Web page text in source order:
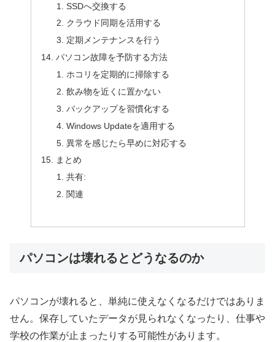
SSDへ交換する
クラウド同期を活用する
定期メンテナンスを行う
パソコン故障を予防する方法
ホコリを定期的に掃除する
飲み物を近くに置かない
バックアップを習慣化する
Windows Updateを適用する
異常を感じたら早めに対応する
まとめ
共有:
関連
パソコンは壊れるとどうなるのか
パソコンが壊れると、単純に使えなくなるだけではありま
せん。保存していたデータが見られなくなったり、仕事や
学校の作業が止まったりする可能性があります。